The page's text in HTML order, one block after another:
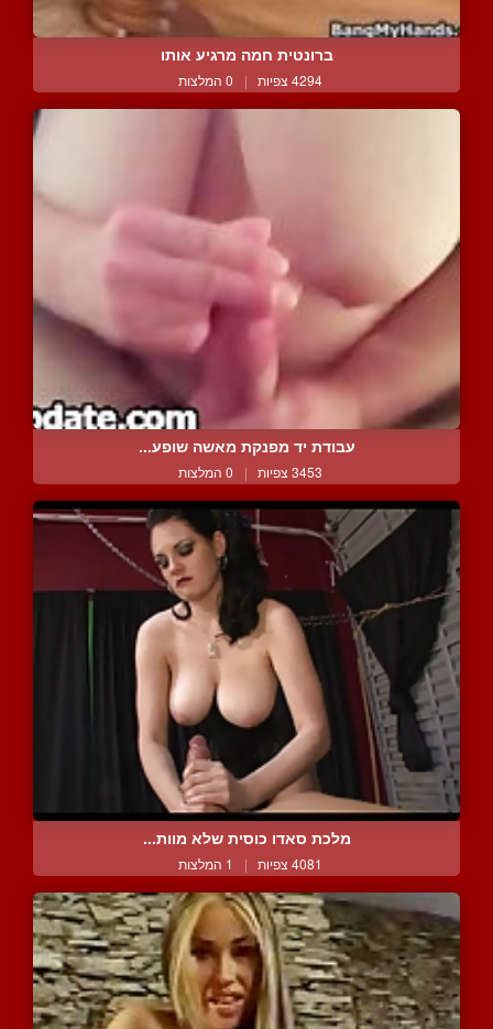
ברונטית חמה מרגיע אותו
4294 צפיות | 0 המלצות
עבודת יד מפנקת מאשה שופע...
3453 צפיות | 0 המלצות
מלכת סאדו כוסית שלא מוות...
4081 צפיות | 1 המלצות